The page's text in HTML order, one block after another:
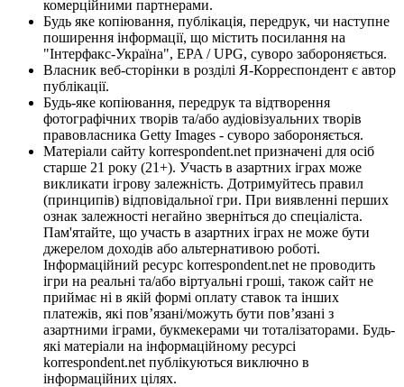
комерційними партнерами.
Будь яке копіювання, публікація, передрук, чи наступне
поширення інформації, що містить посилання на
"Інтерфакс-Україна", EPA / UPG, суворо забороняється.
Власник веб-сторінки в розділі Я-Корреспондент є автор
публікації.
Будь-яке копіювання, передрук та відтворення
фотографічних творів та/або аудіовізуальних творів
правовласника Getty Images - суворо забороняється.
Матеріали сайту korrespondent.net призначені для осіб
старше 21 року (21+). Участь в азартних іграх може
викликати ігрову залежність. Дотримуйтесь правил
(принципів) відповідальної гри. При виявленні перших
ознак залежності негайно зверніться до спеціаліста.
Пам'ятайте, що участь в азартних іграх не може бути
джерелом доходів або альтернативою роботі.
Інформаційний ресурс korrespondent.net не проводить
ігри на реальні та/або віртуальні гроші, також сайт не
приймає ні в якій формі оплату ставок та інших
платежів, які пов’язані/можуть бути пов’язані з
азартними іграми, букмекерами чи тоталізаторами. Будь-
які матеріали на інформаційному ресурсі
korrespondent.net публікуються виключно в
інформаційних цілях.